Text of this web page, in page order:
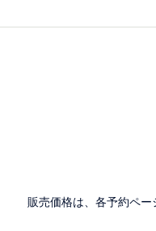
販売価格は、各予約ペー